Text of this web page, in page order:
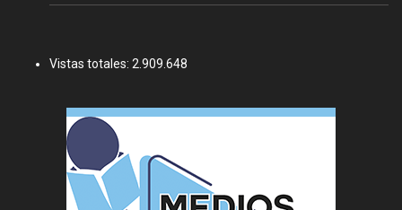
Vistas totales: 2.909.648